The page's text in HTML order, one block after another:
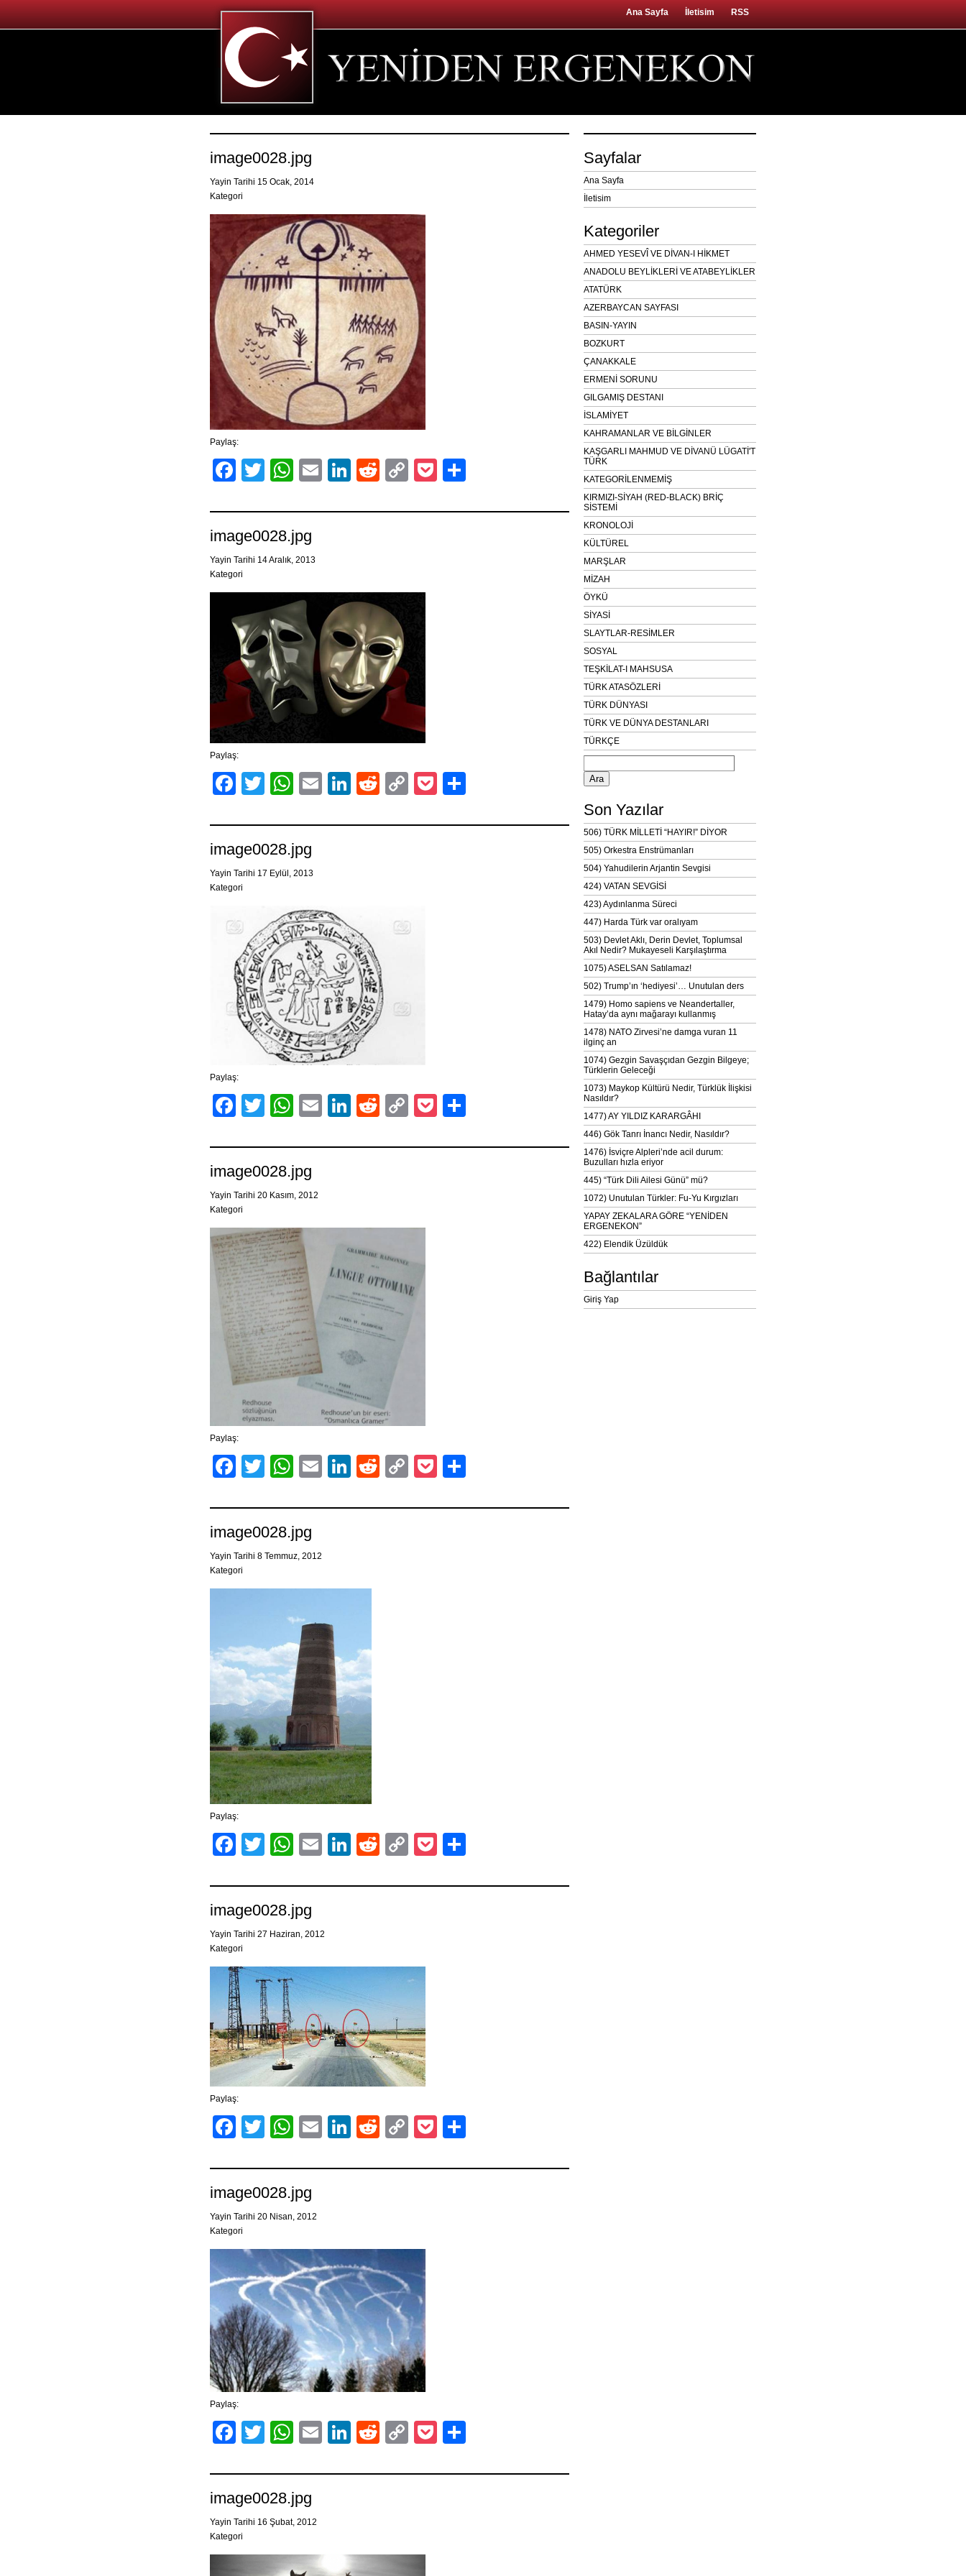
Ana Sayfa İletisim RSS
image0028.jpg
Yayin Tarihi 15 Ocak, 2014
Kategori
Paylaş:
Facebook
TwitterWhatsApp
EmailLinkedIn
RedditCopyPocket
image0028.jpg
Yayin Tarihi 14 Aralık, 2013
Kategori
Paylaş:
Facebook
TwitterWhatsApp
EmailLinkedIn
RedditCopyPocket
image0028.jpg
Yayin Tarihi 17 Eylül, 2013
Kategori
Paylaş:
Facebook
TwitterWhatsApp
EmailLinkedIn
RedditCopyPocket
image0028.jpg
Yayin Tarihi 20 Kasım, 2012
Kategori
Paylaş:
Facebook
TwitterWhatsApp
EmailLinkedIn
RedditCopyPocket
image0028.jpg
Yayin Tarihi 8 Temmuz, 2012
Kategori
Paylaş:
Facebook
TwitterWhatsApp
EmailLinkedIn
RedditCopyPocket
image0028.jpg
Yayin Tarihi 27 Haziran, 2012
Kategori
Paylaş:
Facebook
TwitterWhatsApp
EmailLinkedIn
RedditCopyPocket
image0028.jpg
Yayin Tarihi 20 Nisan, 2012
Kategori
Paylaş:
Facebook
TwitterWhatsApp
EmailLinkedIn
RedditCopyPocket
image0028.jpg
Yayin Tarihi 16 Şubat, 2012
Kategori
Sayfalar
Ana Sayfa
İletisim
Kategoriler
AHMED YESEVÎ VE DİVAN-I HİKMET
ANADOLU BEYLİKLERİ VE ATABEYLİKLER
ATATÜRK
AZERBAYCAN SAYFASI
BASIN-YAYIN
BOZKURT
ÇANAKKALE
ERMENİ SORUNU
GILGAMIŞ DESTANI
İSLAMİYET
KAHRAMANLAR VE BİLGİNLER
KAŞGARLI MAHMUD VE DİVANÜ LÜGATİ'T
TÜRK
KATEGORİLENMEMİŞ
KIRMIZI-SİYAH (RED-BLACK) BRİÇ
SİSTEMİ
KRONOLOJİ
KÜLTÜREL
MARŞLAR
MİZAH
ÖYKÜ
SİYASİ
SLAYTLAR-RESİMLER
SOSYAL
TEŞKİLAT-I MAHSUSA
TÜRK ATASÖZLERİ
TÜRK DÜNYASI
TÜRK VE DÜNYA DESTANLARI
TÜRKÇE
Arama:
Son Yazılar
506) TÜRK MİLLETİ “HAYIR!” DİYOR
505) Orkestra Enstrümanları
504) Yahudilerin Arjantin Sevgisi
424) VATAN SEVGİSİ
423) Aydınlanma Süreci
447) Harda Türk var oralıyam
503) Devlet Aklı, Derin Devlet, Toplumsal
Akıl Nedir? Mukayeseli Karşılaştırma
1075) ASELSAN Satılamaz!
502) Trump’ın ‘hediyesi’… Unutulan ders
1479) Homo sapiens ve Neandertaller,
Hatay’da aynı mağarayı kullanmış
1478) NATO Zirvesi’ne damga vuran 11
ilginç an
1074) Gezgin Savaşçıdan Gezgin Bilgeye;
Türklerin Geleceği
1073) Maykop Kültürü Nedir, Türklük İlişkisi
Nasıldır?
1477) AY YILDIZ KARARGÂHI
446) Gök Tanrı İnancı Nedir, Nasıldır?
1476) İsviçre Alpleri’nde acil durum:
Buzulları hızla eriyor
445) “Türk Dili Ailesi Günü” mü?
1072) Unutulan Türkler: Fu-Yu Kırgızları
YAPAY ZEKALARA GÖRE “YENİDEN
ERGENEKON”
422) Elendik Üzüldük
Bağlantılar
Giriş Yap